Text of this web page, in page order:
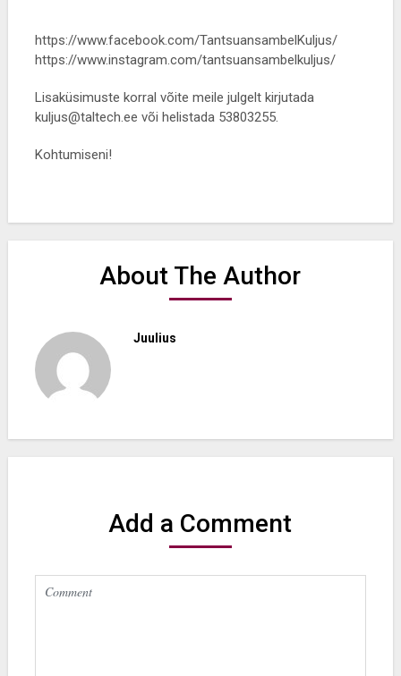
https://www.facebook.com/TantsuansambelKuljus/
https://www.instagram.com/tantsuansambelkuljus/
Lisaküsimuste korral võite meile julgelt kirjutada
kuljus@taltech.ee või helistada 53803255.
Kohtumiseni!
About The Author
Juulius
Add a Comment